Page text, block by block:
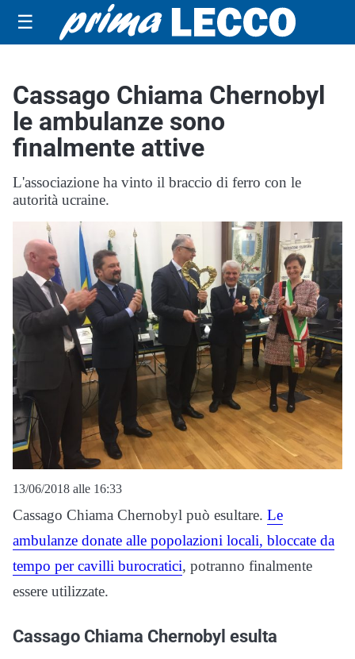
☰
Cassago Chiama Chernobyl
le ambulanze sono
finalmente attive
L'associazione ha vinto il braccio di ferro con le
autorità ucraine.
13/06/2018 alle 16:33
Cassago Chiama Chernobyl può esultare. Le
ambulanze donate alle popolazioni locali, bloccate da
tempo per cavilli burocratici, potranno finalmente
essere utilizzate.
Cassago Chiama Chernobyl esulta